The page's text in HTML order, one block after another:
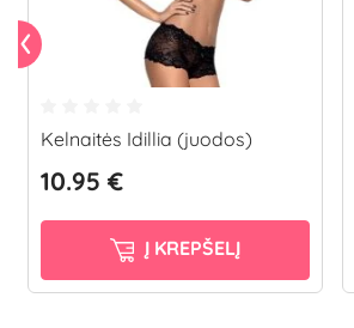
Kelnaitės Idillia (juodos)
10.95 €
Į KREPŠELĮ